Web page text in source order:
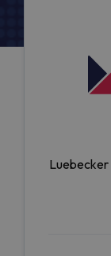
Luebecker